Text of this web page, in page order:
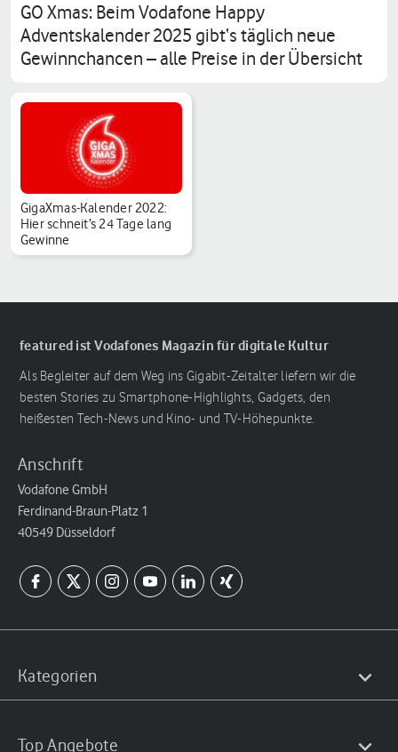
GO Xmas: Beim Vodafone Happy
Adventskalender 2025 gibt‘s täglich neue
Gewinnchancen – alle Preise in der Übersicht
GigaXmas-Kalender 2022:
Hier schneit’s 24 Tage lang
Gewinne
featured ist Vodafones Magazin für digitale Kultur
Als Begleiter auf dem Weg ins Gigabit-Zeitalter liefern wir die
besten Stories zu Smartphone-Highlights, Gadgets, den
heißesten Tech-News und Kino- und TV-Höhepunkte.
Anschrift
Vodafone GmbH
Ferdinand-Braun-Platz 1
40549 Düsseldorf
Kategorien
Top Angebote